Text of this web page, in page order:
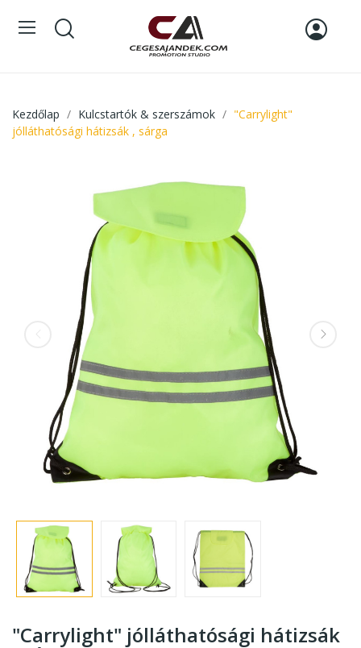
Kezdőlap Kulcstartók & szerszámok
"Carrylight"
jólláthatósági hátizsák , sárga
"Carrylight" jólláthatósági hátizsák